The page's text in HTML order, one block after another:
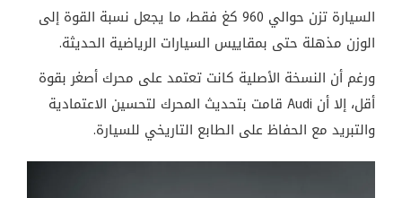
السيارة تزن حوالي 960 كغ فقط، ما يجعل نسبة القوة إلى
الوزن مذهلة حتى بمقاييس السيارات الرياضية الحديثة.
ورغم أن النسخة الأصلية كانت تعتمد على محرك أصغر بقوة
أقل، إلا أن Audi قامت بتحديث المحرك لتحسين الاعتمادية
والتبريد مع الحفاظ على الطابع التاريخي للسيارة.